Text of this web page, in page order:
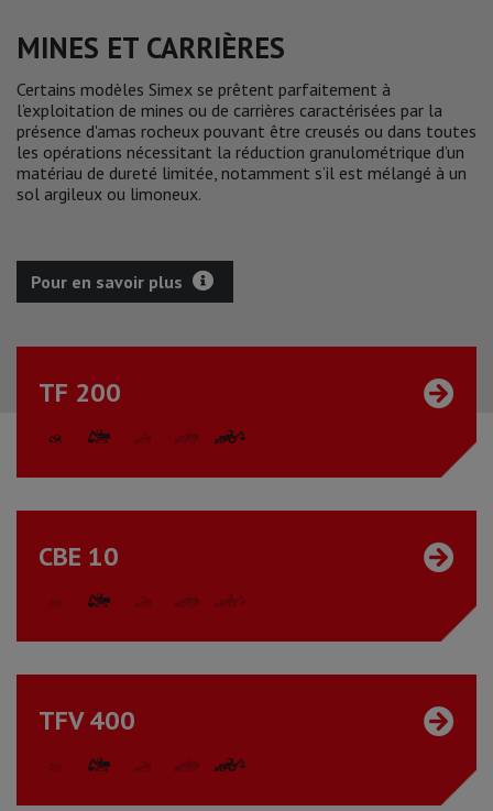
MINES ET CARRIÈRES
Certains modèles Simex se prêtent parfaitement à
l’exploitation de mines ou de carrières caractérisées par la
présence d'amas rocheux pouvant être creusés ou dans toutes
les opérations nécessitant la réduction granulométrique d’un
matériau de dureté limitée, notamment s’il est mélangé à un
sol argileux ou limoneux.
Pour en savoir plus
TF 200
CBE 10
TFV 400